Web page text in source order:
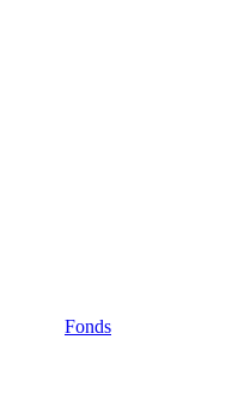
Fonds